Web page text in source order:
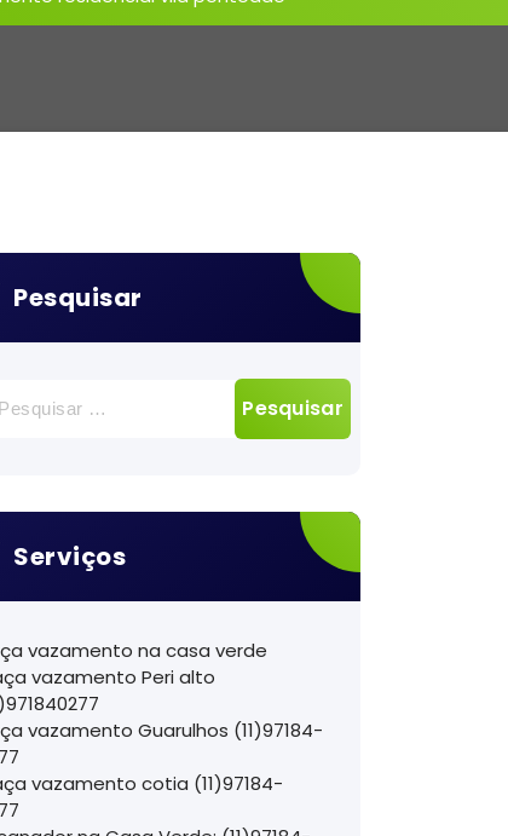
Pesquisar
Serviços
vazamento na casa verde
vazamento Peri alto
vazamento Guarulhos (11)97184-
vazamento cotia (11)97184-